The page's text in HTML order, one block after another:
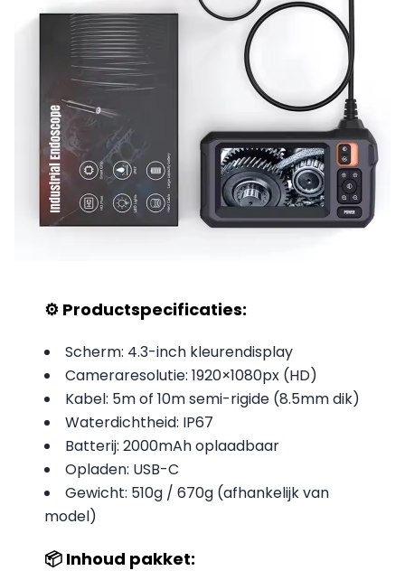
⚙️ Productspecificaties:
Scherm: 4.3-inch kleurendisplay
Cameraresolutie: 1920×1080px (HD)
Kabel: 5m of 10m semi-rigide (8.5mm dik)
Waterdichtheid: IP67
Batterij: 2000mAh oplaadbaar
Opladen: USB-C
Gewicht: 510g / 670g (afhankelijk van
model)
📦 Inhoud pakket: